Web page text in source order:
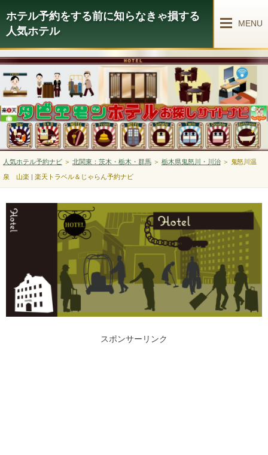
ホテル予約をする前に知らなきゃ損する
人気ホテル
MENU
人気ホテル予約ナビ＞ 北関東：茨木・栃木・群馬＞ 栃木県鬼怒川・川治＞ 鬼怒川温
泉 山楽 | 楽天トラベル＆じゃらん予約ナビ
スポンサーリンク